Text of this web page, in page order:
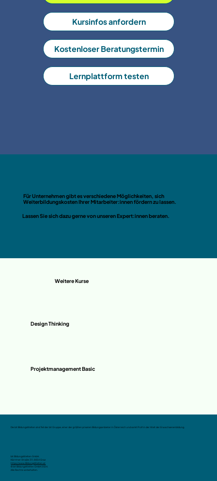
Kursinfos anfordern
Kostenloser Beratungstermin
Lernplattform testen
Für Unternehmen gibt es verschiedene Möglichkeiten, sich
Weiterbildungskosten Ihrer Mitarbeiter:innen fördern zu lassen.
Lassen Sie sich dazu gerne von unseren Expert:innen beraten.
Weitere Kurse
Design Thinking
Projektmanagement Basic
Die bit BildungsWelten sind Teil der bit Gruppe, einer der größten privaten Bildungsanbieter in Österreich und somit Profi in der Welt der Erwachsenenbildung.
bit BildungsWelten GmbH,
Kärntner Straße 311, 8054 Graz
https://www.BildungsWelten.at
© bit BildungsWelten GmbH 2024.
Alle Rechte vorbehalten.